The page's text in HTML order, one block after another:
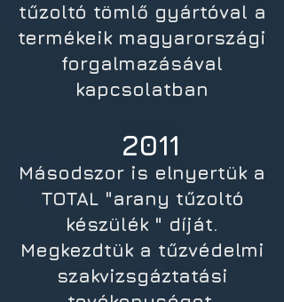
tűzoltó tömlő gyártóval a
termékeik magyarországi
forgalmazásával
kapcsolatban
Másodszor is elnyertük a
TOTAL "arany tűzoltó
készülék " díját.
Megkezdtük a tűzvédelmi
szakvizsgáztatási
2011